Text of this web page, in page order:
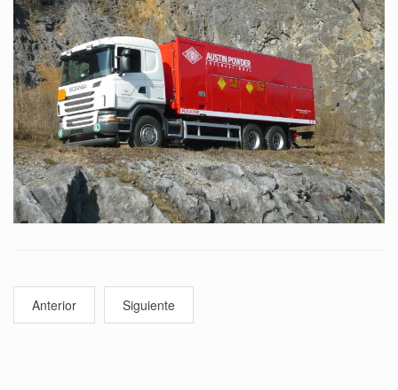
Anterior Siguiente